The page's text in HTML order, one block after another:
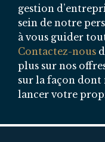
gestion
sein de notre
à vous guider
Contactez-nous
plus sur nos
sur la façon dont
lancer votre